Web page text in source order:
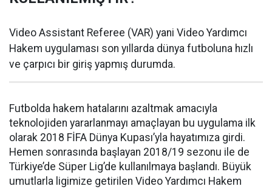
Video Assistant Referee (VAR) yani Video Yardımcı
Hakem uygulaması son yıllarda dünya futboluna hızlı
ve çarpıcı bir giriş yapmış durumda.
Futbolda hakem hatalarını azaltmak amacıyla
teknolojiden yararlanmayı amaçlayan bu uygulama ilk
olarak 2018 FİFA Dünya Kupası’yla hayatımıza girdi.
Hemen sonrasında başlayan 2018/19 sezonu ile de
Türkiye’de Süper Lig’de kullanılmaya başlandı. Büyük
umutlarla ligimize getirilen Video Yardımcı Hakem